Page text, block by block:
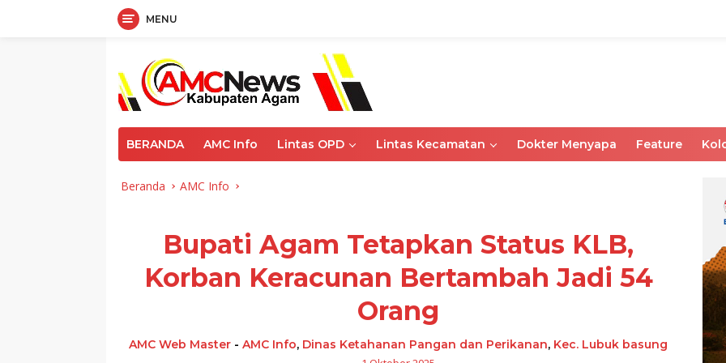
MENU
BERANDA AMC Info Lintas OPD Lintas Kecamatan Dokter Menyapa Feature
Beranda AMC Info
Bupati Agam Tetapkan Status KLB,
Korban Keracunan Bertambah Jadi 54
Orang
AMC Web Master -AMC Info, Dinas Ketahanan Pangan dan Perikanan, Kec. Lubuk basung